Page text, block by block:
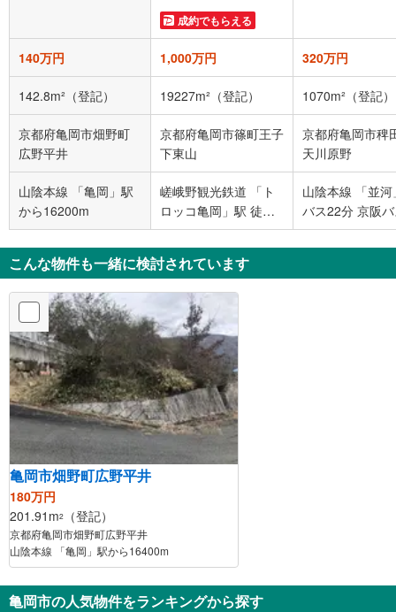
成約でもらえる
140万円 1,000万円 320万円
142.8m²（登記） 19227m²（登記） 1070m²（登記）
京都府亀岡市畑野町
広野平井
京都府亀岡市篠町王子
下東山
京都府亀岡市稗
天川原野
山陰本線 「亀岡」駅
から16200m
嵯峨野観光鉄道 「ト
ロッコ亀岡」駅 徒歩
38分
山陰本線 「並河
バス22分 京阪
「国道下佐伯」
停下車 徒歩11分
こんな物件も一緒に検討されています
亀岡市畑野町広野平井
180万円
201.91m2 （登記）
京都府亀岡市畑野町広野平井
山陰本線 「亀岡」駅から16400m
亀岡市の人気物件をランキングから探す